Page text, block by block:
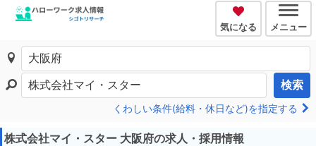
気になる メニュー
検索
くわしい条件(給料・休日など)を指定する
株式会社マイ・スター 大阪府の求人・採用情報